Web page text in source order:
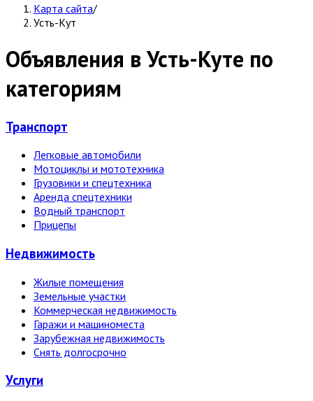
Карта сайта/
Усть-Кут
Объявления в Усть-Куте по
категориям
Транспорт
Легковые автомобили
Мотоциклы и мототехника
Грузовики и спецтехника
Аренда спецтехники
Водный транспорт
Прицепы
Недвижи­мость
Жилые помещения
Земельные участки
Коммерческая недвижимость
Гаражи и машиноместа
Зарубежная недвижимость
Снять долгосрочно
Услуги